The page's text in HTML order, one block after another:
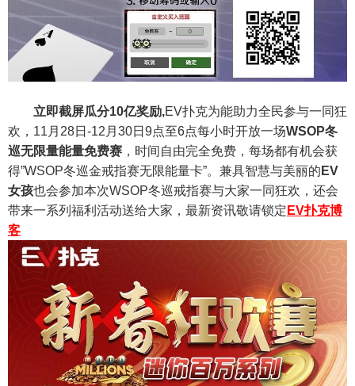
立即截屏瓜分10亿奖励,EV扑克为能助力全民参与一同狂
欢，11月28日-12月30日9点至6点每小时开放一场WSOP冬
巡无限量能量免费赛 ，时间自由完全免费，每场都有机会获
得”WSOP冬巡金戒指赛无限能量卡”。兼具智慧与美丽的 EV
女孩也会参加本次WSOP冬巡戒指赛与大家一同狂欢，还会
带来一系列福利活动送给大家，最新资讯敬请锁定 EV扑克博
客